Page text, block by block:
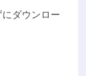
ダウンロー